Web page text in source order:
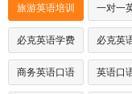
旅游英语培训 一对一
必克英语学费 必克英
商务英语口语 英语口